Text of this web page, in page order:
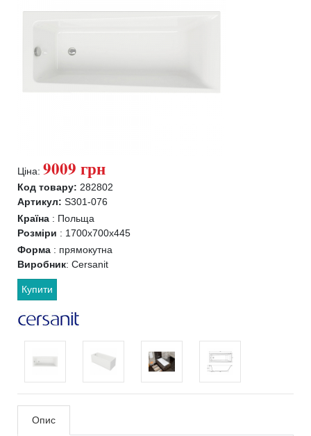
Ціна: 9009 грн
Код товару: 282802
Артикул: S301-076
Країна : Польща
Розміри : 1700x700x445
Форма : прямокутна
Виробник: Cersanit
Купити
Опис